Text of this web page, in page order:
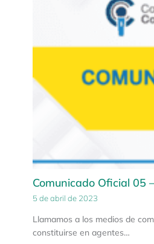
Comunicado Oficial 05
5 de abril de 2023
Llamamos a los medios de
constituirse en agentes…